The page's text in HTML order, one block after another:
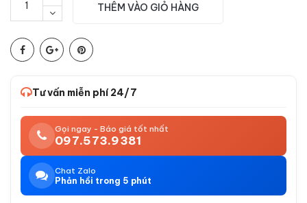
THÊM VÀO GIỎ HÀNG
Tư vấn miễn phí 24/7
Gọi ngay - Báo giá tốt nhất
097.573.9381
Chat Zalo
Phản hồi trong 5 phút